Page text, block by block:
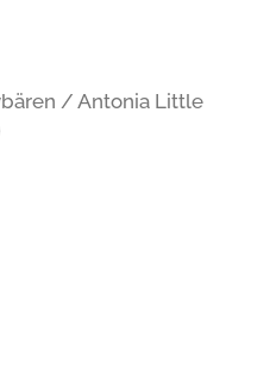
/ Antonia Little